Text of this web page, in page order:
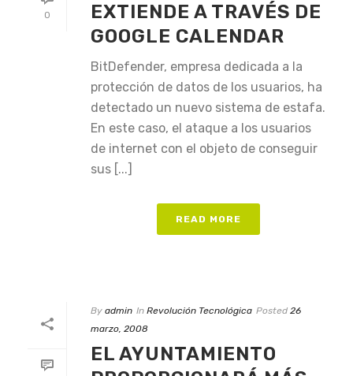
0
EXTIENDE A TRAVÉS DE
GOOGLE CALENDAR
BitDefender, empresa dedicada a la
protección de datos de los usuarios, ha
detectado un nuevo sistema de estafa.
En este caso, el ataque a los usuarios
de internet con el objeto de conseguir
sus [...]
READ MORE
By admin In Revolución Tecnológica Posted 26
marzo, 2008
EL AYUNTAMIENTO